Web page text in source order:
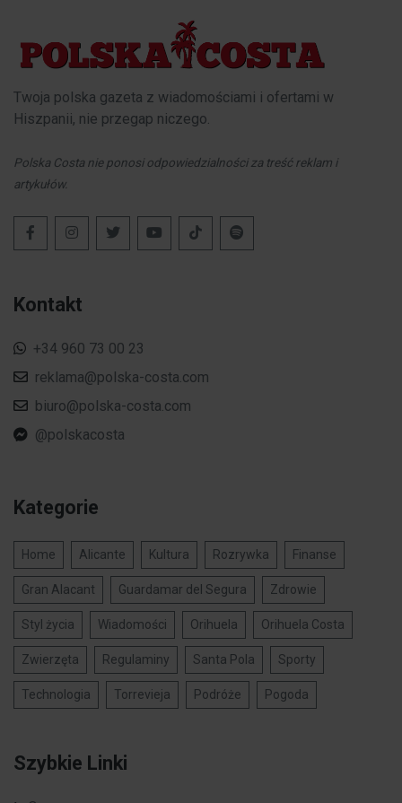
Twoja polska gazeta z wiadomościami i ofertami w
Hiszpanii, nie przegap niczego.
Polska Costa nie ponosi odpowiedzialności za treść reklam i
artykułów.
Kontakt
+34 960 73 00 23
reklama@polska-costa.com
biuro@polska-costa.com
@polskacosta
Kategorie
Home Alicante Kultura Rozrywka Finanse
Gran Alacant Guardamar del Segura Zdrowie
Styl życia Wiadomości Orihuela Orihuela Costa
Zwierzęta Regulaminy Santa Pola Sporty
Technologia Torrevieja Podróże Pogoda
Szybkie Linki